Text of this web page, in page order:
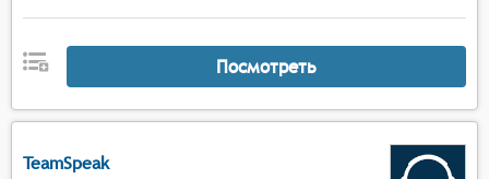
возможностью встраивания чата
непосредственно в интерфейс игры для
максимального удобства использования.
Посмотреть
TeamSpeak